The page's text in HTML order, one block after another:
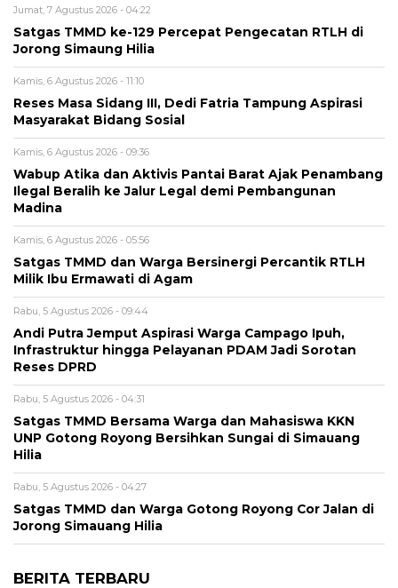
Jumat, 7 Agustus 2026 - 04:22
Satgas TMMD ke-129 Percepat Pengecatan RTLH di
Jorong Simaung Hilia
Kamis, 6 Agustus 2026 - 11:10
Reses Masa Sidang III, Dedi Fatria Tampung Aspirasi
Masyarakat Bidang Sosial
Kamis, 6 Agustus 2026 - 09:36
Wabup Atika dan Aktivis Pantai Barat Ajak Penambang
Ilegal Beralih ke Jalur Legal demi Pembangunan
Madina
Kamis, 6 Agustus 2026 - 05:56
Satgas TMMD dan Warga Bersinergi Percantik RTLH
Milik Ibu Ermawati di Agam
Rabu, 5 Agustus 2026 - 09:44
Andi Putra Jemput Aspirasi Warga Campago Ipuh,
Infrastruktur hingga Pelayanan PDAM Jadi Sorotan
Reses DPRD
Rabu, 5 Agustus 2026 - 04:31
Satgas TMMD Bersama Warga dan Mahasiswa KKN
UNP Gotong Royong Bersihkan Sungai di Simauang
Hilia
Rabu, 5 Agustus 2026 - 04:27
Satgas TMMD dan Warga Gotong Royong Cor Jalan di
Jorong Simauang Hilia
BERITA TERBARU